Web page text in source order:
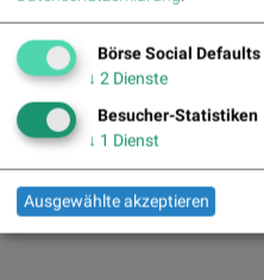
Börse Social Defaults
↓ 2 Dienste
Besucher-Statistiken
↓ 1 Dienst
Ausgewählte akzeptieren